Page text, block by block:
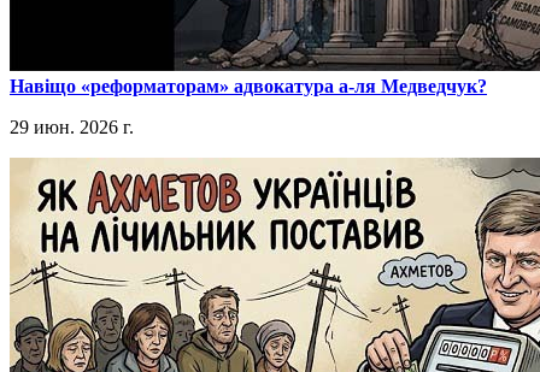
​Навіщо «реформаторам» адвокатура а-ля Медведчук?
29 июн. 2026 г.